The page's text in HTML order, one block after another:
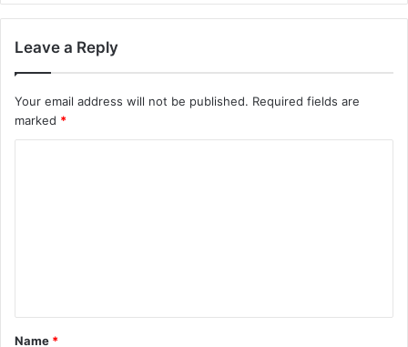
Leave a Reply
Your email address will not be published. Required fields are
marked *
Name *